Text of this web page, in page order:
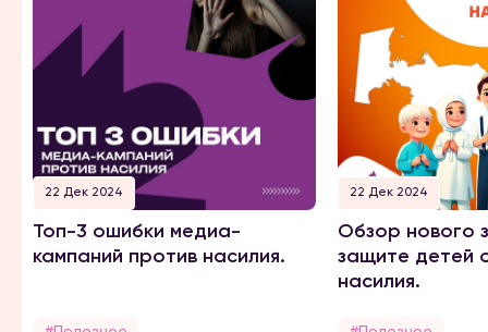
22 Дек 2024
Топ-3 ошибки медиа-
кампаний против насилия.
22 Дек 2024
Обзор нового
защите детей
насилия.